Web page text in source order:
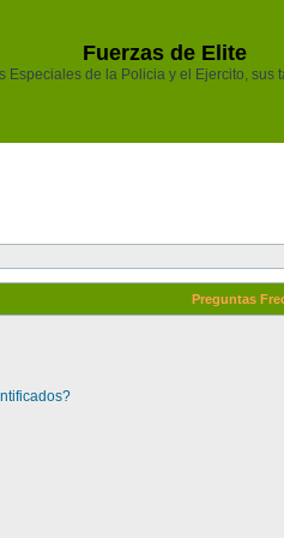
Fuerzas de Elite
Especiales de la Policia y el Ejercito, sus
Preguntas